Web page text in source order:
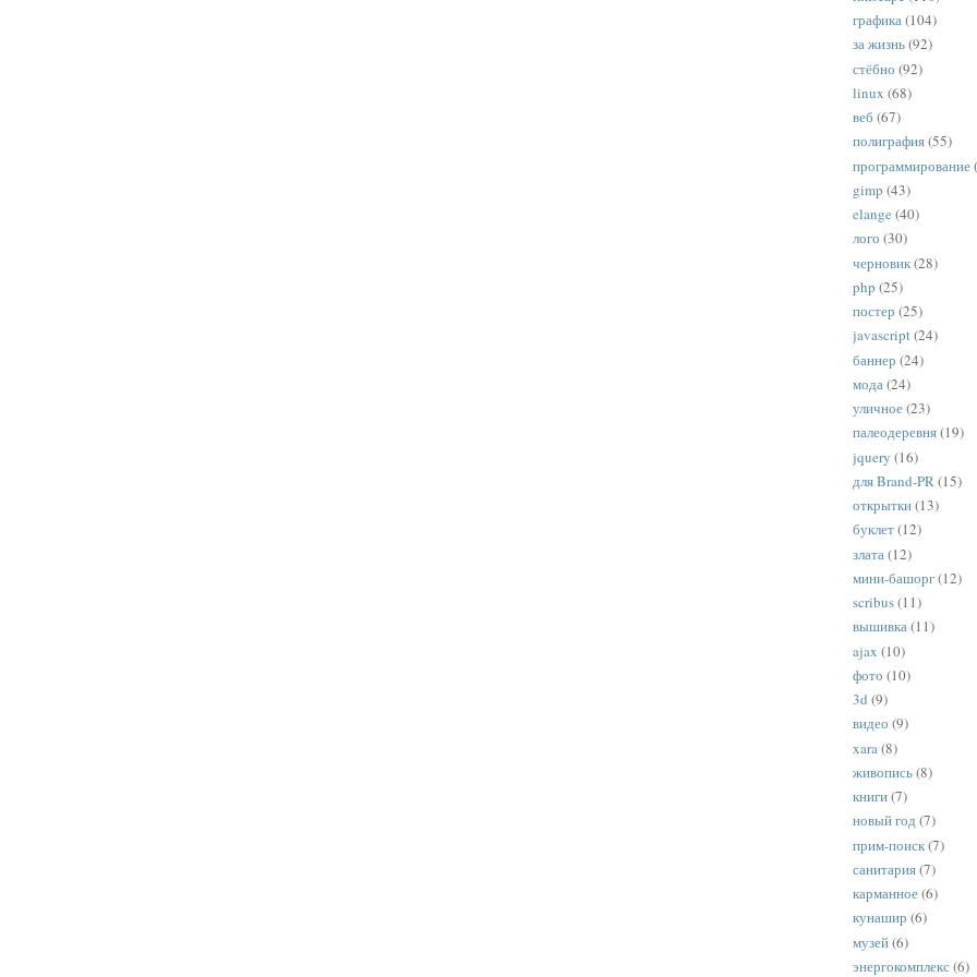
графика(104)
за жизнь(92)
стёбно (92)
linux (68)
веб (67)
полиграфия(55)
программирование
gimp (43)
elange (40)
лого (30)
черновик(28)
php (25)
постер (25)
javascript(24)
баннер (24)
мода(24)
уличное(23)
палеодеревня(19)
jquery (16)
для Brand-PR(15)
открытки(13)
буклет(12)
злата(12)
мини-башорг(12)
scribus(11)
вышивка(11)
ajax (10)
фото (10)
3d (9)
видео (9)
xara(8)
живопись(8)
книги(7)
новый год (7)
прим-поиск(7)
санитария(7)
карманное(6)
кунашир (6)
музей(6)
энергокомплекс(6)